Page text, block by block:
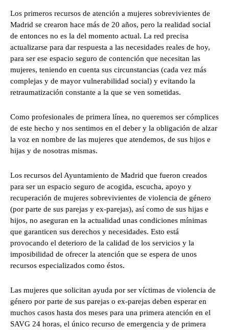
Los primeros recursos de atención a mujeres sobrevivientes de
Madrid se crearon hace más de 20 años, pero la realidad social
de entonces no es la del momento actual. La red precisa
actualizarse para dar respuesta a las necesidades reales de hoy,
para ser ese espacio seguro de contención que necesitan las
mujeres, teniendo en cuenta sus circunstancias (cada vez más
complejas y de mayor vulnerabilidad social) y evitando la
retraumatización constante a la que se ven sometidas.
Como profesionales de primera línea, no queremos ser cómplices
de este hecho y nos sentimos en el deber y la obligación de alzar
la voz en nombre de las mujeres que atendemos, de sus hijos e
hijas y de nosotras mismas.
Los recursos del Ayuntamiento de Madrid que fueron creados
para ser un espacio seguro de acogida, escucha, apoyo y
recuperación de mujeres sobrevivientes de violencia de género
(por parte de sus parejas y ex-parejas), así como de sus hijas e
hijos, no aseguran en la actualidad unas condiciones mínimas
que garanticen sus derechos y necesidades. Esto está
provocando el deterioro de la calidad de los servicios y la
imposibilidad de ofrecer la atención que se espera de unos
recursos especializados como éstos.
Las mujeres que solicitan ayuda por ser víctimas de violencia de
género por parte de sus parejas o ex-parejas deben esperar en
muchos casos hasta dos meses para una primera atención en el
SAVG 24 horas, el único recurso de emergencia y de primera